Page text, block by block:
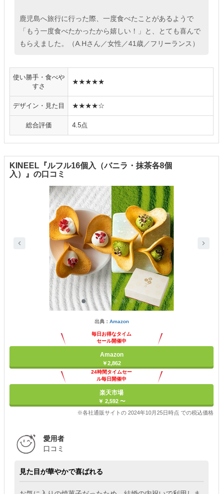
鹿児島へ旅行に行った際、一度食べたことがあるようで
「もう一度食べたかったから嬉しい！」と、とても喜んで
もらえました。（A.Hさん／女性／41歳／フリーランス）
使い勝手・食べや
すさ
★★★★★
デザイン・見た目 ★★★★☆
総合評価 4.5点
KINEEL『ルフル16個入（バニラ・抹茶各8個
入）』の口コミ
出典： Amazon
毎日お得なタイム
セール開催中
Amazon
￥2,862
24時間タイムセー
ル毎日開催中
楽天市場
￥ 2,592 〜
※各社通販サイトの 2024年10月25日時点 での税込価格
愛用者
口コミ
見た目が華やかで喜ばれる